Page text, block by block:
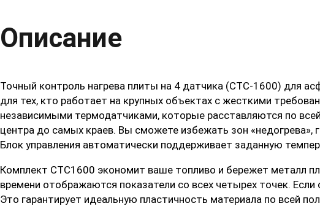
Описание
Точный контроль нагрева плиты на 4 датчика (СТС-1600) для
для тех, кто работает на крупных объектах с жесткими
независимыми термодатчиками, которые расставляются по
центра до самых краев. Вы сможете избежать зон
Блок управления автоматически поддерживает заданную
Комплект СТС1600 экономит ваше топливо и бережет металл
времени отображаются показатели со всех четырех точек.
Это гарантирует идеальную пластичность материала по всей